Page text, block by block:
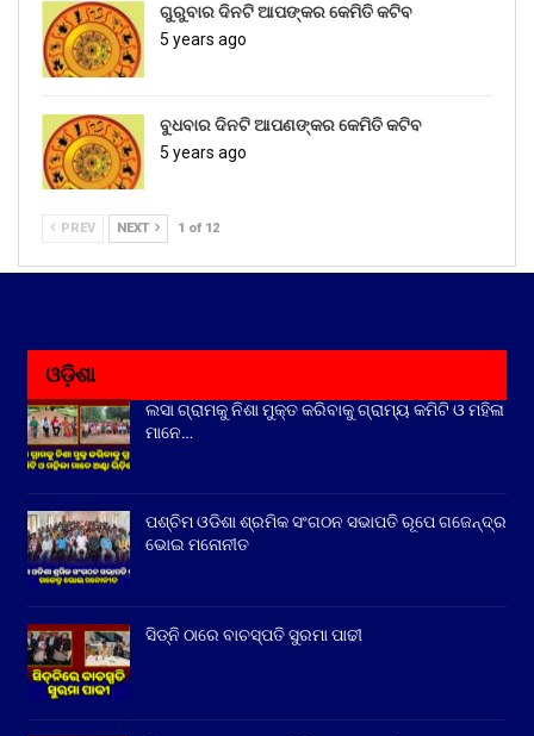
ଗୁରୁବାର ଦିନଟି ଆପଙ୍କର କେମିତି କଟିବ
5 years ago
ବୁଧବାର ଦିନଟି ଆପଣଙ୍କର କେମିତି କଟିବ
5 years ago
PREV NEXT 1 of 12
ଓଡ଼ିଶା
ଲସା ଗ୍ରାମକୁ ନିଶା ମୁକ୍ତ କରିବାକୁ ଗ୍ରାମ୍ୟ କମିଟି ଓ ମହିଳା
ମାନେ…
ପଶ୍ଚିମ ଓଡିଶା ଶ୍ରମିକ ସଂଗଠନ ସଭାପତି ରୂପେ ଗଜେନ୍ଦ୍ର
ଭୋଇ ମନୋନୀତ
ସିଡ୍‌ନି ଠାରେ ବାଚସ୍ପତି ସୁରମା ପାଢୀ